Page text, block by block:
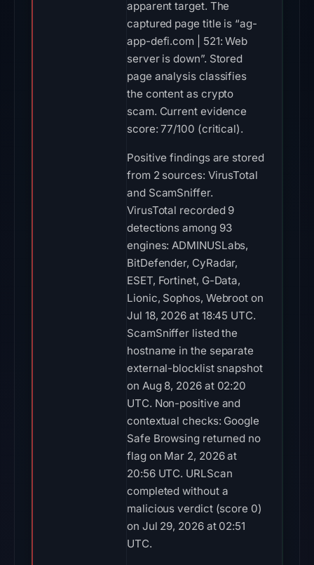
apparent target. The
captured page title is “ag-
app-defi.com | 521: Web
server is down”. Stored
page analysis classifies
the content as crypto
scam. Current evidence
score: 77/100 (critical).
Positive findings are stored
from 2 sources: VirusTotal
and ScamSniffer.
VirusTotal recorded 9
detections among 93
engines: ADMINUSLabs,
BitDefender, CyRadar,
ESET, Fortinet, G-Data,
Lionic, Sophos, Webroot on
Jul 18, 2026 at 18:45 UTC.
ScamSniffer listed the
hostname in the separate
external-blocklist snapshot
on Aug 8, 2026 at 02:20
UTC. Non-positive and
contextual checks: Google
Safe Browsing returned no
flag on Mar 2, 2026 at
20:56 UTC. URLScan
completed without a
malicious verdict (score 0)
on Jul 29, 2026 at 02:51
UTC.